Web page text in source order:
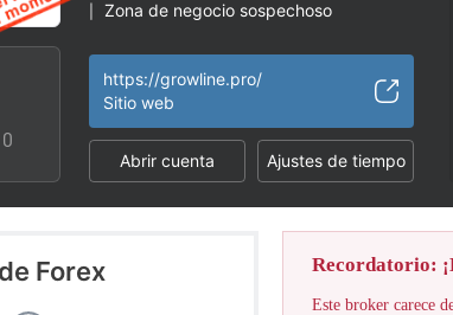
Zona de negocio sospechoso
https://growline.pro/
Sitio web
Abrir cuenta Ajustes de tiempo
Forex Recordatorio:
Este broker carece